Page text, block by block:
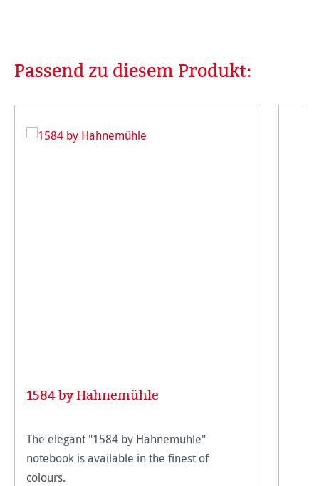
Produktgalerie überspringen
Passend zu diesem Produkt:
1584 by Hahnemühle
The elegant "1584 by Hahnemühle"
notebook is available in the finest of
colours.